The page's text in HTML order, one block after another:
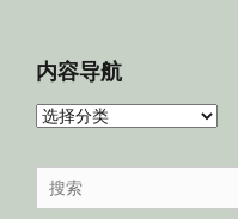
内容导航
内
导
航
Search
for: